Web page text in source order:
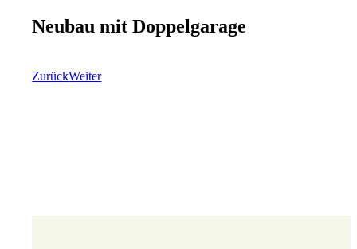
Neubau mit Doppelgarage
ZurückWeiter